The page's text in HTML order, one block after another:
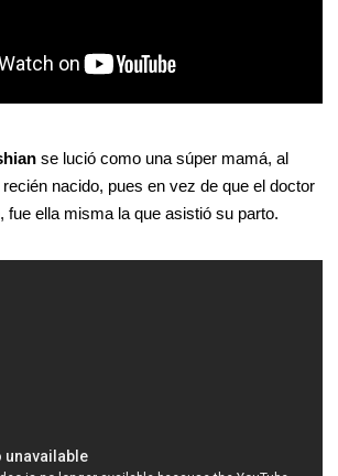
se lució como una súper mamá, al
nacido, pues en vez de que el doctor
fue ella misma la que asistió su parto.